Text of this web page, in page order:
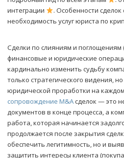
интеграции
. Особенности
необходимость услуг юриста по
Сделки по слияниям и
финансовые и юридические
кардинально изменить судьбу
только стратегического видения,
юридической проработки на
сопровождение M&Aсделок — это
документов в конце процесса, а
работа, которая начинается
продолжается после закрытия
обеспечить легитимность, но и
защитить интересы клиента